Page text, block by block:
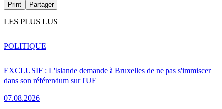
Print Partager
LES PLUS LUS
EXCLUSIF : L'Islande demande à Bruxelles de ne pas s'immiscer
dans son référendum sur l'UE
07.08.2026
POLITIQUE